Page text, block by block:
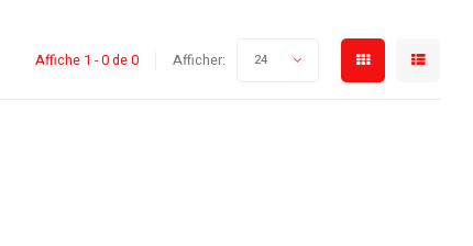
Affiche 1 - 0 de 0 Afficher: 24